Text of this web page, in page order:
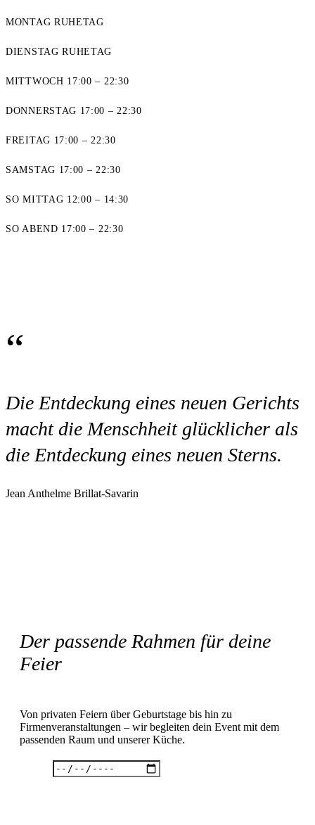
MONTAG RUHETAG
DIENSTAG RUHETAG
MITTWOCH 17:00 – 22:30
DONNERSTAG 17:00 – 22:30
FREITAG 17:00 – 22:30
SAMSTAG 17:00 – 22:30
SO MITTAG 12:00 – 14:30
SO ABEND 17:00 – 22:30
“
Die Entdeckung eines neuen Gerichts
macht die Menschheit glücklicher als
die Entdeckung eines neuen Sterns.
Jean Anthelme Brillat-Savarin
Der passende Rahmen für deine
Feier
Von privaten Feiern über Geburtstage bis hin zu
Firmenveranstaltungen – wir begleiten dein Event mit dem
passenden Raum und unserer Küche.